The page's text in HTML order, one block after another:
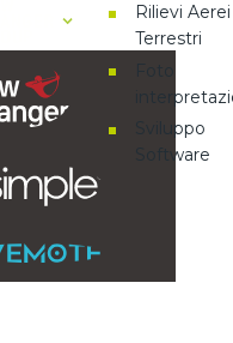
Rilievi
Terrestri
Foto
Sviluppo
Software